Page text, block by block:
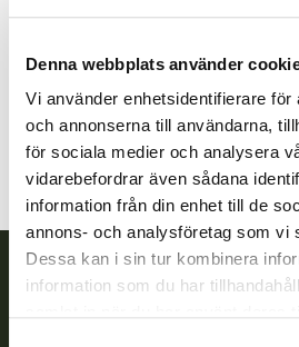
Denna webbplats använder
Vi använder enhetsidentifierare för
och annonserna till användarna,
för sociala medier och analysera
vidarebefordrar även sådana
information från din enhet till de
annons- och analysföretag som vi
Dessa kan i sin tur kombinera
information som du har
Lappland
simo@rhy.riista.fi